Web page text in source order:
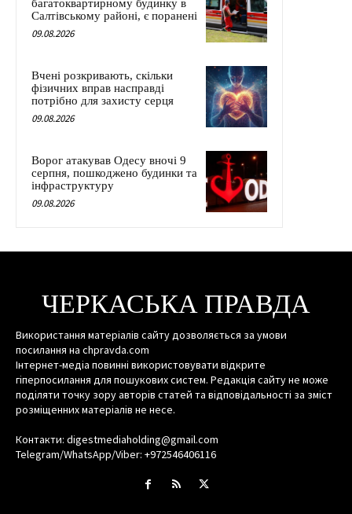
багатоквартирному будинку в
Салтівському районі, є поранені
09.08.2026
Вчені розкривають, скільки
фізичних вправ насправді
потрібно для захисту серця
09.08.2026
Ворог атакував Одесу вночі 9
серпня, пошкоджено будинки та
інфраструктуру
09.08.2026
ЧЕРКАСЬКА ПРАВДА
Використання матеріалів сайту дозволяється за умови
посилання на chpravda.com
Інтернет-медіа повинні використовувати відкрите
гіперпосилання для пошукових систем. Редакція сайту не може
поділяти точку зору авторів статей та відповідальності за зміст
розміщенних матеріалів не несе.
Контакти: digestmediaholding@gmail.com
Telegram/WhatsApp/Viber: +972546406116